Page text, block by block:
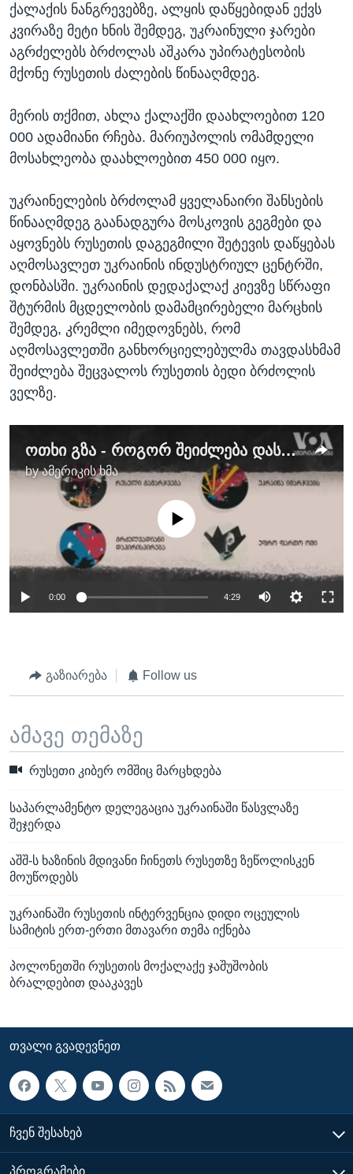
ქალაქის ნანგრევებზე, ალყის დაწყებიდან ექვს
კვირაზე მეტი ხნის შემდეგ, უკრაინული ჯარები
აგრძელებს ბრძოლას აშკარა უპირატესობის
მქონე რუსეთის ძალების წინააღმდეგ.
მერის თქმით, ახლა ქალაქში დაახლოებით 120
000 ადამიანი რჩება. მარიუპოლის ომამდელი
მოსახლეობა დაახლოებით 450 000 იყო.
უკრაინელების ბრძოლამ ყველანაირი შანსების
წინააღმდეგ გაანადგურა მოსკოვის გეგმები და
აყოვნებს რუსეთის დაგეგმილი შეტევის დაწყებას
აღმოსავლეთ უკრაინის ინდუსტრიულ ცენტრში,
დონბასში. უკრაინის დედაქალაქ კიევზე სწრაფი
შტურმის მცდელობის დამამცირებელი მარცხის
შემდეგ, კრემლი იმედოვნებს, რომ
აღმოსავლეთში განხორციელებულმა თავდასხმამ
შეიძლება შეცვალოს რუსეთის ბედი ბრძოლის
ველზე.
ოთხი გზა - როგორ შეიძლება დასრულდეს ომი უკრაინაში
byამერიკის ხმა
No media source currently available
0:00 4:29
გაზიარება Follow us
ამავე თემაზე
რუსეთი კიბერ ომშიც მარცხდება
საპარლამენტო დელეგაცია უკრაინაში წასვლაზე
შეჯერდა
აშშ-ს ხაზინის მდივანი ჩინეთს რუსეთზე ზეწოლისკენ
მოუწოდებს
უკრაინაში რუსეთის ინტერვენცია დიდი ოცეულის
სამიტის ერთ-ერთი მთავარი თემა იქნება
პოლონეთში რუსეთის მოქალაქე ჯაშუშობის
ბრალდებით დააკავეს
ᲗᲕᲐᲚᲘ ᲒᲕᲐᲓᲔᲕᲜᲔᲗ
ᲩᲕᲔᲜ ᲨᲔᲡᲐᲮᲔᲑ
ᲞᲠᲝᲒᲠᲐᲛᲔᲑᲘ